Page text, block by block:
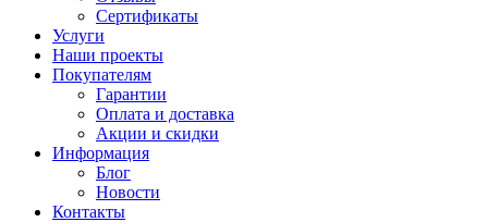
Сертификаты
Услуги
Наши проекты
Покупателям
Гарантии
Оплата и доставка
Акции и скидки
Информация
Блог
Новости
Контакты